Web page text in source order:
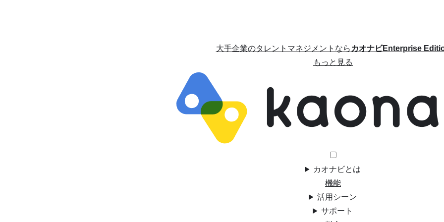
大手企業のタレントマネジメントならカオナビEnterprise
もっと見る
カオナビとは
機能
活用シーン
サポート